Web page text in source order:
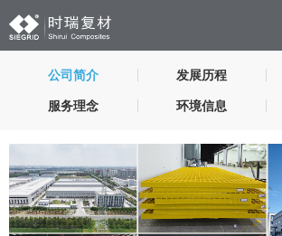
公司简介 发展历程
服务理念 环境信息